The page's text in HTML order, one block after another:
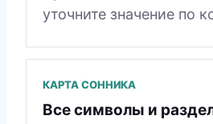
уточните значение по
КАРТА СОННИКА
Все символы и